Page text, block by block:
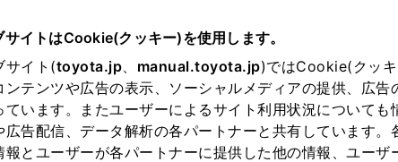
サイトはCookie(クッキー)を使用します。
サイト(toyota.jp、 manual.toyota.jp)ではCookie(クッ
ンテンツや広告の表示、ソーシャルメディアの提供、広告
ています。またユーザーによるサイト利用状況についても
広告配信、データ解析の各パートナーと共有しています
報とユーザーが各パートナーに提供した他の情報、ユーザ
ックス